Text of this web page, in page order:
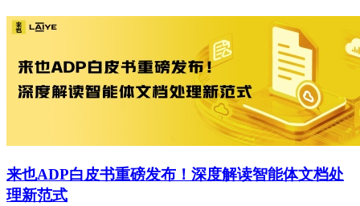
来也ADP白皮书重磅发布！深度解读智能体文档处
理新范式